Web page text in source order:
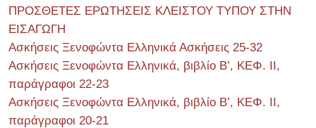
ΠΡΟΣΘΕΤΕΣ ΕΡΩΤΗΣΕΙΣ ΚΛΕΙΣΤΟΥ ΤΥΠΟΥ ΣΤΗΝ
ΕΙΣΑΓΩΓΗ
Ασκήσεις Ξενοφώντα Ελληνικά Ασκήσεις 25-32
Ασκήσεις Ξενοφώντα Ελληνικά, βιβλίο Β’, ΚΕΦ. II,
παράγραφοι 22-23
Ασκήσεις Ξενοφώντα Ελληνικά, βιβλίο Β’, ΚΕΦ. II,
παράγραφοι 20-21